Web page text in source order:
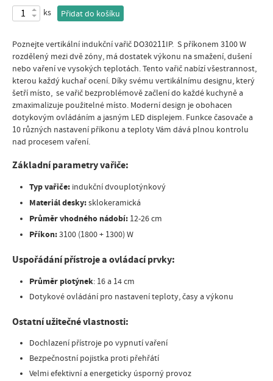
ks Přidat do košíku
Poznejte vertikální indukční vařič DO30211IP. S příkonem 3100 W
rozdělený mezi dvě zóny, má dostatek výkonu na smažení, dušení
nebo vaření ve vysokých teplotách. Tento vařič nabízí všestrannost,
kterou každý kuchař ocení. Díky svému vertikálnímu designu, který
šetří místo, se vařič bezproblémově začlení do každé kuchyně a
zmaximalizuje použitelné místo. Moderní design je obohacen
dotykovým ovládáním a jasným LED displejem. Funkce časovače a
10 různých nastavení příkonu a teploty Vám dává plnou kontrolu
nad procesem vaření.
Základní parametry vařiče:
Typ vařiče: indukční dvouplotýnkový
Materiál desky:sklokeramická
Průměr vhodného nádobí: 12-26 cm
Příkon:3100 (1800 + 1300) W
Uspořádání přístroje a ovládací prvky:
Průměr plotýnek: 16 a 14 cm
Dotykové ovládání pro nastavení teploty, časy a výkonu
Ostatní užitečné vlastnosti:
Dochlazení přístroje po vypnutí vaření
Bezpečnostní pojistka proti přehřátí
Velmi efektivní a energeticky úsporný provoz